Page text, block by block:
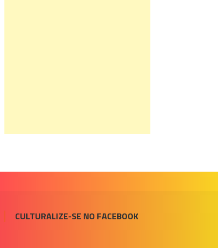
CULTURALIZE-SE NO FACEBOOK